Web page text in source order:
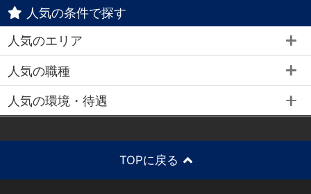
人気の条件で探す
人気のエリア
人気の職種
人気の環境・待遇
TOPに戻る